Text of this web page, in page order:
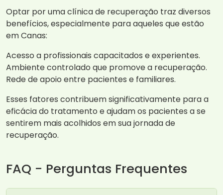
Optar por uma clínica de recuperação traz diversos
benefícios, especialmente para aqueles que estão
em Canas:
Acesso a profissionais capacitados e experientes.
Ambiente controlado que promove a recuperação.
Rede de apoio entre pacientes e familiares.
Esses fatores contribuem significativamente para a
eficácia do tratamento e ajudam os pacientes a se
sentirem mais acolhidos em sua jornada de
recuperação.
FAQ - Perguntas Frequentes